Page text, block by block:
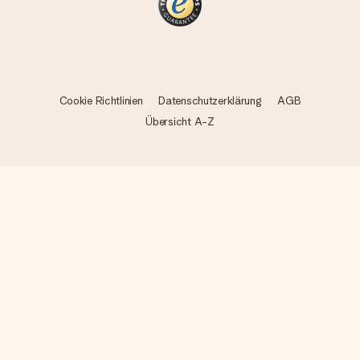
Cookie Richtlinien Datenschutzerklärung
AGB
Übersicht A-Z